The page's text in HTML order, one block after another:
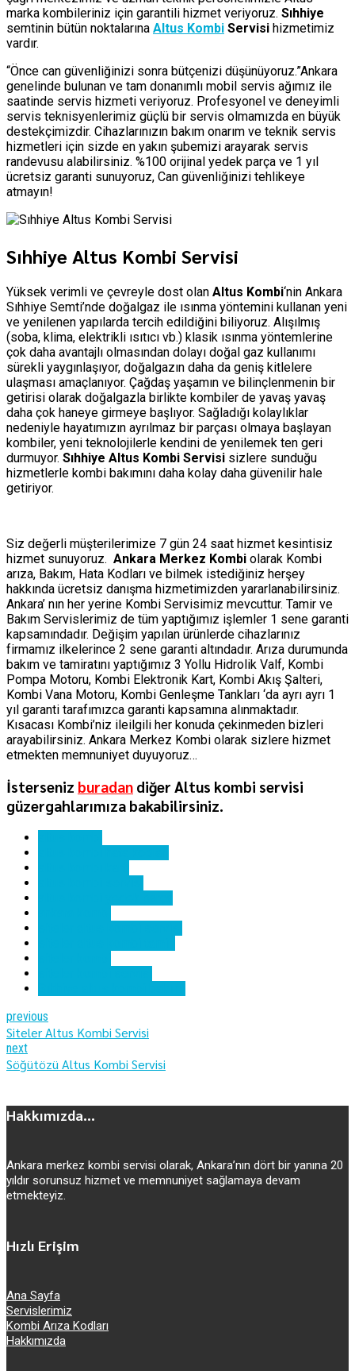
marka kombileriniz için garantili hizmet veriyoruz. Sıhhiye
semtinin bütün noktalarına Altus Kombi Servisi hizmetimiz
vardır.
“Önce can güvenliğinizi sonra bütçenizi düşünüyoruz.”Ankara
genelinde bulunan ve tam donanımlı mobil servis ağımız ile
saatinde servis hizmeti veriyoruz. Profesyonel ve deneyimli
servis teknisyenlerimiz güçlü bir servis olmamızda en büyük
destekçimizdir. Cihazlarınızın bakım onarım ve teknik servis
hizmetleri için sizde en yakın şubemizi arayarak servis
randevusu alabilirsiniz. %100 orijinal yedek parça ve 1 yıl
ücretsiz garanti sunuyoruz, Can güvenliğinizi tehlikeye
atmayın!
Sıhhiye Altus Kombi Servisi
Yüksek verimli ve çevreyle dost olan Altus Kombi‘nin Ankara
Sıhhiye Semti’nde doğalgaz ile ısınma yöntemini kullanan yeni
ve yenilenen yapılarda tercih edildiğini biliyoruz. Alışılmış
(soba, klima, elektrikli ısıtıcı vb.) klasik ısınma yöntemlerine
çok daha avantajlı olmasından dolayı doğal gaz kullanımı
sürekli yaygınlaşıyor, doğalgazın daha da geniş kitlelere
ulaşması amaçlanıyor. Çağdaş yaşamın ve bilinçlenmenin bir
getirisi olarak doğalgazla birlikte kombiler de yavaş yavaş
daha çok haneye girmeye başlıyor. Sağladığı kolaylıklar
nedeniyle hayatımızın ayrılmaz bir parçası olmaya başlayan
kombiler, yeni teknolojilerle kendini de yenilemek ten geri
durmuyor. Sıhhiye Altus Kombi Servisi sizlere sunduğu
hizmetlerle kombi bakımını daha kolay daha güvenilir hale
getiriyor.
Siz değerli müşterilerimize 7 gün 24 saat hizmet kesintisiz
hizmet sunuyoruz. Ankara Merkez Kombi olarak Kombi
arıza, Bakım, Hata Kodları ve bilmek istediğiniz herşey
hakkında ücretsiz danışma hizmetimizden yararlanabilirsiniz.
Ankara’ nın her yerine Kombi Servisimiz mevcuttur. Tamir ve
Bakım Servislerimiz de tüm yaptığımız işlemler 1 sene garanti
kapsamındadır. Değişim yapılan ürünlerde cihazlarınız
firmamız ilkelerince 2 sene garanti altındadır. Arıza durumunda
bakım ve tamiratını yaptığımız 3 Yollu Hidrolik Valf, Kombi
Pompa Motoru, Kombi Elektronik Kart, Kombi Akış Şalteri,
Kombi Vana Motoru, Kombi Genleşme Tankları ‘da ayrı ayrı 1
yıl garanti tarafımızca garanti kapsamına alınmaktadır.
Kısacası Kombi’niz ileilgili her konuda çekinmeden bizleri
arayabilirsiniz. Ankara Merkez Kombi olarak sizlere hizmet
etmekten memnuniyet duyuyoruz…
İsterseniz buradan diğer Altus kombi servisi
güzergahlarımıza bakabilirsiniz.
previous
Siteler Altus Kombi Servisi
next
Söğütözü Altus Kombi Servisi
Hakkımızda...
Ankara merkez kombi servisi olarak, Ankara’nın dört bir yanına 20
yıldır sorunsuz hizmet ve memnuniyet sağlamaya devam
etmekteyiz.
Hızlı Erişim
Ana Sayfa
Servislerimiz
Kombi Arıza Kodları
Hakkımızda